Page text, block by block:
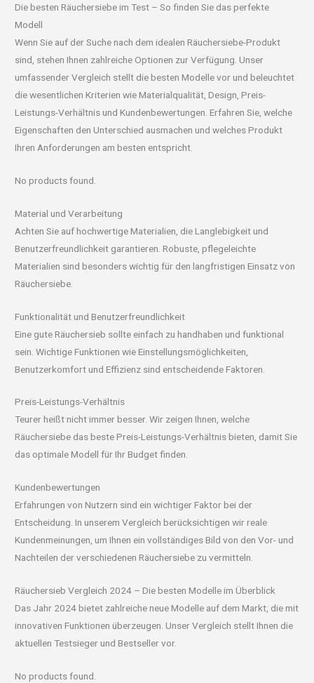
Die besten Räuchersiebe im Test – So finden Sie das perfekte
Modell
Wenn Sie auf der Suche nach dem idealen Räuchersiebe-Produkt
sind, stehen Ihnen zahlreiche Optionen zur Verfügung. Unser
umfassender Vergleich stellt die besten Modelle vor und beleuchtet
die wesentlichen Kriterien wie Materialqualität, Design, Preis-
Leistungs-Verhältnis und Kundenbewertungen. Erfahren Sie, welche
Eigenschaften den Unterschied ausmachen und welches Produkt
Ihren Anforderungen am besten entspricht.
No products found.
Material und Verarbeitung
Achten Sie auf hochwertige Materialien, die Langlebigkeit und
Benutzerfreundlichkeit garantieren. Robuste, pflegeleichte
Materialien sind besonders wichtig für den langfristigen Einsatz von
Räuchersiebe.
Funktionalität und Benutzerfreundlichkeit
Eine gute Räuchersieb sollte einfach zu handhaben und funktional
sein. Wichtige Funktionen wie Einstellungsmöglichkeiten,
Benutzerkomfort und Effizienz sind entscheidende Faktoren.
Preis-Leistungs-Verhältnis
Teurer heißt nicht immer besser. Wir zeigen Ihnen, welche
Räuchersiebe das beste Preis-Leistungs-Verhältnis bieten, damit Sie
das optimale Modell für Ihr Budget finden.
Kundenbewertungen
Erfahrungen von Nutzern sind ein wichtiger Faktor bei der
Entscheidung. In unserem Vergleich berücksichtigen wir reale
Kundenmeinungen, um Ihnen ein vollständiges Bild von den Vor- und
Nachteilen der verschiedenen Räuchersiebe zu vermitteln.
Räuchersieb Vergleich 2024 – Die besten Modelle im Überblick
Das Jahr 2024 bietet zahlreiche neue Modelle auf dem Markt, die mit
innovativen Funktionen überzeugen. Unser Vergleich stellt Ihnen die
aktuellen Testsieger und Bestseller vor.
No products found.